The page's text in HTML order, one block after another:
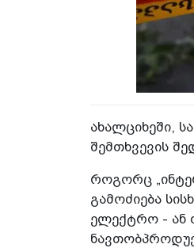
ახალციხეში,
შემთხვევის
როგორც
გამოძიება
ელექტრო - ან